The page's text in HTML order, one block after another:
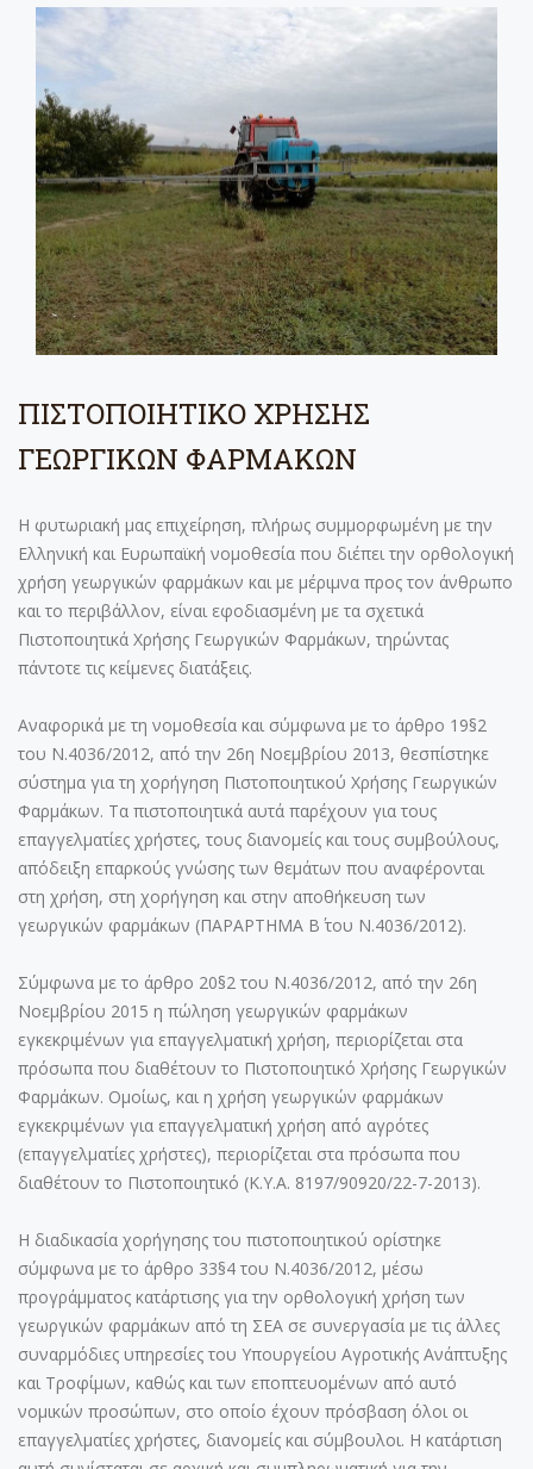
ΠΙΣΤΟΠΟΙΗΤΙΚΟ ΧΡΗΣΗΣ
ΓΕΩΡΓΙΚΩΝ ΦΑΡΜΑΚΩΝ
Η φυτωριακή μας επιχείρηση, πλήρως συμμορφωμένη με την
Ελληνική και Ευρωπαϊκή νομοθεσία που διέπει την ορθολογική
χρήση γεωργικών φαρμάκων και με μέριμνα προς τον άνθρωπο
και το περιβάλλον, είναι εφοδιασμένη με τα σχετικά
Πιστοποιητικά Χρήσης Γεωργικών Φαρμάκων, τηρώντας
πάντοτε τις κείμενες διατάξεις.
Αναφορικά με τη νομοθεσία και σύμφωνα με το άρθρο 19§2
του N.4036/2012, από την 26η Νοεμβρίου 2013, θεσπίστηκε
σύστημα για τη χορήγηση Πιστοποιητικού Χρήσης Γεωργικών
Φαρμάκων. Τα πιστοποιητικά αυτά παρέχουν για τους
επαγγελματίες χρήστες, τους διανομείς και τους συμβούλους,
απόδειξη επαρκούς γνώσης των θεμάτων που αναφέρονται
στη χρήση, στη χορήγηση και στην αποθήκευση των
γεωργικών φαρμάκων (ΠΑΡΑΡΤΗΜΑ Β΄ του N.4036/2012).
Σύμφωνα με το άρθρο 20§2 του N.4036/2012, από την 26η
Νοεμβρίου 2015 η πώληση γεωργικών φαρμάκων
εγκεκριμένων για επαγγελματική χρήση, περιορίζεται στα
πρόσωπα που διαθέτουν το Πιστοποιητικό Χρήσης Γεωργικών
Φαρμάκων. Ομοίως, και η χρήση γεωργικών φαρμάκων
εγκεκριμένων για επαγγελματική χρήση από αγρότες
(επαγγελματίες χρήστες), περιορίζεται στα πρόσωπα που
διαθέτουν το Πιστοποιητικό (Κ.Υ.Α. 8197/90920/22-7-2013).
Η διαδικασία χορήγησης του πιστοποιητικού ορίστηκε
σύμφωνα με το άρθρο 33§4 του N.4036/2012, μέσω
προγράμματος κατάρτισης για την ορθολογική χρήση των
γεωργικών φαρμάκων από τη ΣΕΑ σε συνεργασία με τις άλλες
συναρμόδιες υπηρεσίες του Υπουργείου Αγροτικής Ανάπτυξης
και Τροφίμων, καθώς και των εποπτευομένων από αυτό
νομικών προσώπων, στο οποίο έχουν πρόσβαση όλοι οι
επαγγελματίες χρήστες, διανομείς και σύμβουλοι. Η κατάρτιση